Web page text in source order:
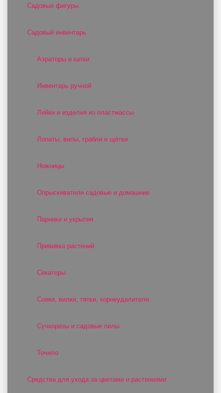
Садовые фигуры
Садовый инвентарь
Аэраторы и катки
Инвентарь ручной
Лейки и изделия из пластмассы
Лопаты, вилы, грабли и щётки
Ножницы
Опрыскиватели садовые и домашние
Парники и укрытия
Прививка растений
Секаторы
Совки, вилки, тяпки, корнеудалители
Сучкорезы и садовые пилы
Точило
Средства для ухода за цветами и растениями